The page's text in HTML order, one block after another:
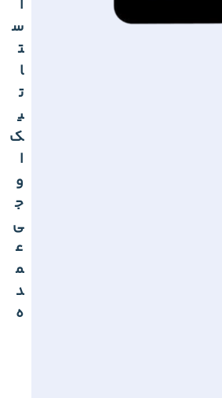
ا
س
ت
ا
ت
ی
ک
ا
و
ج
ی
ع
م
د
ه